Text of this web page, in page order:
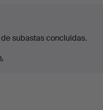
subastas concluidas.